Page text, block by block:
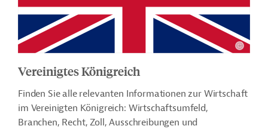
Vereinigtes Königreich
Finden Sie alle relevanten Informationen zur Wirtschaft
im Vereinigten Königreich: Wirtschaftsumfeld,
Branchen, Recht, Zoll, Ausschreibungen und